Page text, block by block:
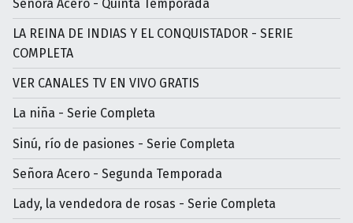
Señora Acero - Quinta Temporada
LA REINA DE INDIAS Y EL CONQUISTADOR - SERIE
COMPLETA
VER CANALES TV EN VIVO GRATIS
La niña - Serie Completa
Sinú, río de pasiones - Serie Completa
Señora Acero - Segunda Temporada
Lady, la vendedora de rosas - Serie Completa